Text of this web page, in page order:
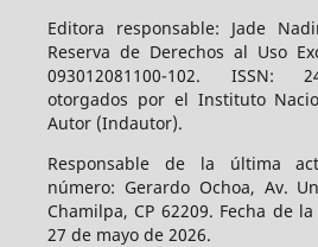
Editora responsable: Jade
Reserva de Derechos al Uso
093012081100-102. ISSN:
otorgados por el Instituto
Autor (Indautor).
Responsable de la última
número: Gerardo Ochoa, Av.
Chamilpa, CP 62209. Fecha de
27 de mayo de 2026.